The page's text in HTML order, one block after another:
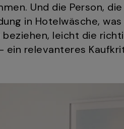
Und die Person,
in Hotelwäsche,
leicht die
relevanteres